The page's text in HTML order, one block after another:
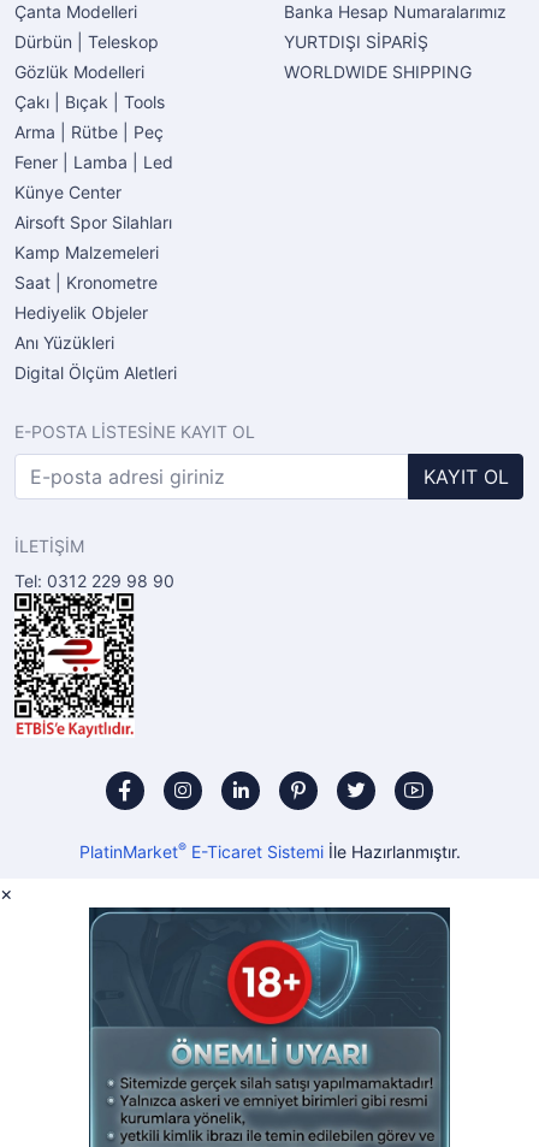
Çanta Modelleri
Dürbün | Teleskop
Gözlük Modelleri
Çakı | Bıçak | Tools
Arma | Rütbe | Peç
Fener | Lamba | Led
Künye Center
Airsoft Spor Silahları
Kamp Malzemeleri
Saat | Kronometre
Hediyelik Objeler
Anı Yüzükleri
Digital Ölçüm Aletleri
Banka Hesap Numaralarımız
YURTDIŞI SİPARİŞ
WORLDWIDE SHIPPING
E-POSTA LİSTESİNE KAYIT OL
KAYIT OL
İLETİŞİM
Tel: 0312 229 98 90
PlatinMarket®E-Ticaret Sistemiİle Hazırlanmıştır.
×